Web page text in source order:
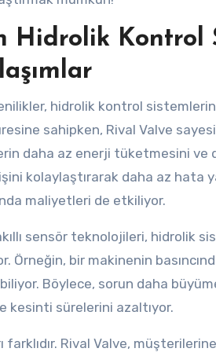
Hidrolik Kontrol
hidrolik kontrol
sahipken, Rival Valve
daha az enerji tüketmesini ve
kolaylaştırarak daha az hata
maliyetleri de etkiliyor.
akıllı sensör teknolojileri, hidrolik
Örneğin, bir makinenin
Böylece, sorun daha
kesinti sürelerini azaltıyor.
farklıdır. Rival Valve,